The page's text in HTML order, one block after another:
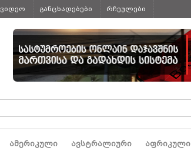
ვიდეო განცხადებები რჩეულები
ამერიკული ავსტრალიური აფრიკული